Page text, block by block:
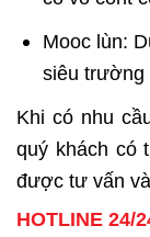
Mooc lùn:
siêu trường
Khi có nhu
quý khách có
được tư vấn
HOTLINE 24/